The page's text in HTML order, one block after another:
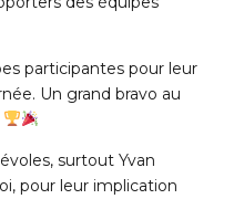
participantes pour leur
Un grand bravo au
surtout Yvan
pour leur implication